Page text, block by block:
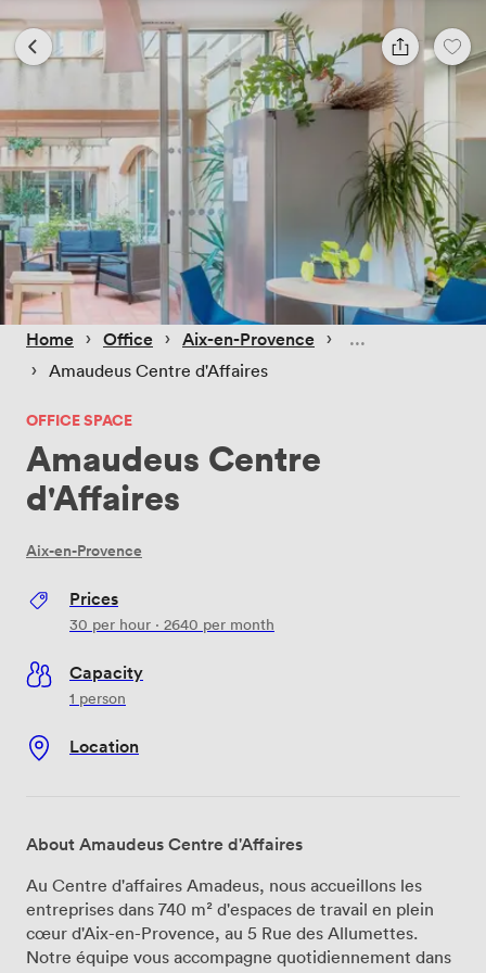
Home › Office › Aix-en-Provence ›
› Amaudeus Centre d'Affaires
OFFICE SPACE
Amaudeus Centre
d'Affaires
Aix-en-Provence
Prices
30 per hour · 2640 per month
Capacity
1 person
Location
About Amaudeus Centre d'Affaires
Au Centre d'affaires Amadeus, nous accueillons les
entreprises dans 740 m² d'espaces de travail en plein
cœur d'Aix-en-Provence, au 5 Rue des Allumettes.
Notre équipe vous accompagne quotidiennement dans